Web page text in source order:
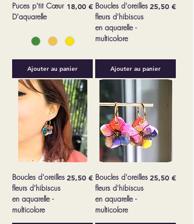
Puces p'tit Cœur
D'aquarelle
Prix
18,00 €
Ajouter au panier
Boucles d'oreilles
fleurs d'hibiscus
en aquarelle -
multicolore
Prix
25,50 €
Ajouter au panier
Boucles d'oreilles
fleurs d'hibiscus
en aquarelle -
multicolore
Prix
25,50 € Boucles d'oreilles
fleurs d'hibiscus
en aquarelle -
multicolore
Prix
25,50 €